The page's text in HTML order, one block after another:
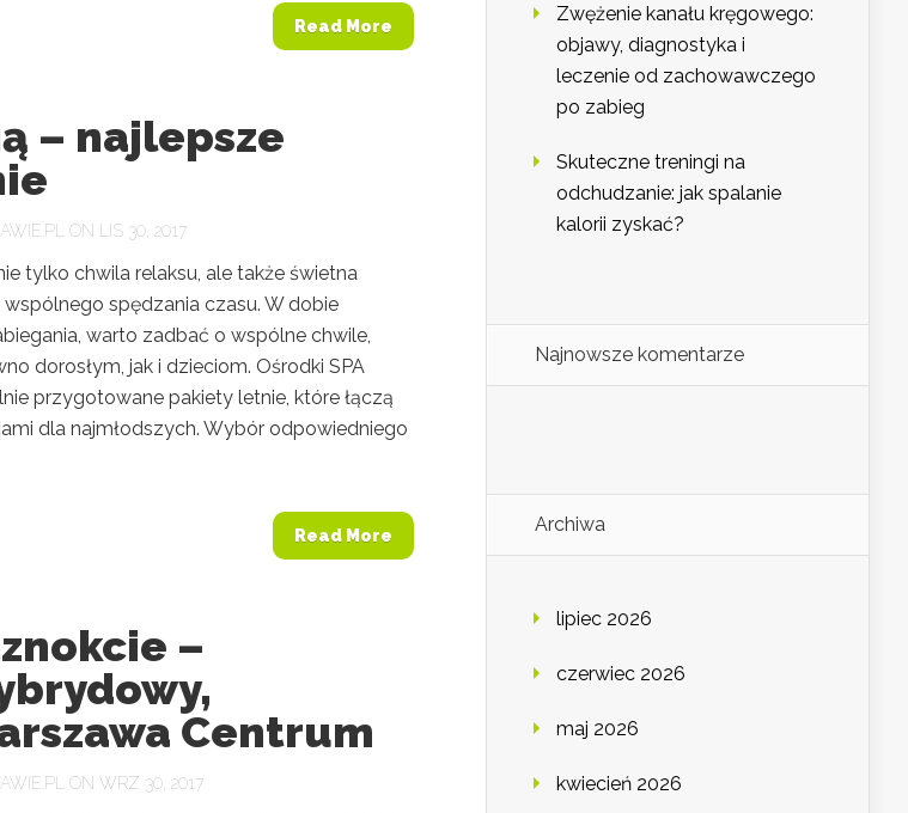
Read More
– najlepsze
ON LIS 30, 2017
tylko chwila relaksu, ale także świetna
spędzania czasu. W dobie
warto zadbać o wspólne chwile,
dorosłym, jak i dzieciom. Ośrodki SPA
przygotowane pakiety letnie, które łączą
dla najmłodszych. Wybór odpowiedniego
Read More
–
Centrum
ON WRZ 30, 2017
Zwężenie kanału kręgowego:
objawy, diagnostyka i
leczenie od zachowawczego
po zabieg
Skuteczne treningi na
odchudzanie: jak spalanie
kalorii zyskać?
Najnowsze komentarze
Archiwa
lipiec 2026
czerwiec 2026
maj 2026
kwiecień 2026